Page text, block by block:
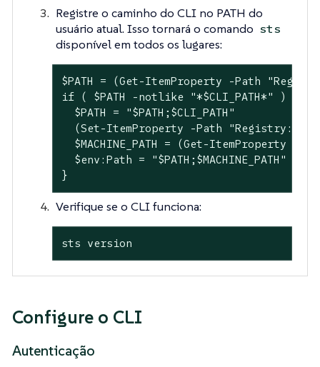
Registre o caminho do CLI no PATH do
usuário atual. Isso tornará o comando sts
disponível em todos os lugares:
$PATH = (Get-ItemProperty -Path
if ( $PATH -notlike "*$CLI_PATH*" ) {
  $PATH = "$PATH;$CLI_PATH"
(Set-ItemProperty -Path
$MACHINE_PATH = (Get-ItemProperty -
  $env:Path = "$PATH;$MACHINE_PATH"
}
Verifique se o CLI funciona:
sts version
Configure o CLI
Autenticação